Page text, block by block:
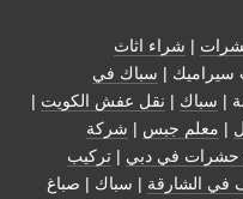
| شراء اثاث
سيراميك | سباك في
| سباك | نقل عفش الكويت |
| معلم جبس | شركة
حشرات في دبي | تركيب
في الشارقة | سباك | صباغ